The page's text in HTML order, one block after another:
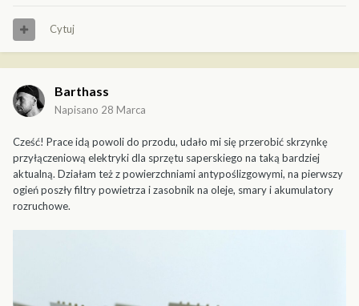
Cytuj
Barthass
Napisano 28 Marca
Cześć! Prace idą powoli do przodu, udało mi się przerobić skrzynkę
przyłączeniową elektryki dla sprzętu saperskiego na taką bardziej
aktualną. Działam też z powierzchniami antypoślizgowymi, na pierwszy
ogień poszły filtry powietrza i zasobnik na oleje, smary i akumulatory
rozruchowe.